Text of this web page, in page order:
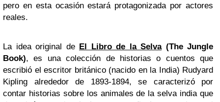
pero en esta ocasión estará protagonizada por actores
reales.
La idea original de El Libro de la Selva(The Jungle
Book), es una colección de historias o cuentos que
escribió el escritor británico (nacido en la India) Rudyard
Kipling alrededor de 1893-1894, se caracterizó por
contar historias sobre los animales de la selva india que